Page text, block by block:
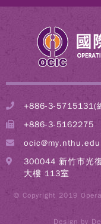
+886-3-5715131(
+886-3-5162275
300044 新竹市光
大樓 113室
© Copyright 2019
Design by